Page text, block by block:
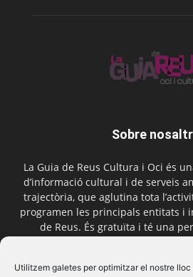
Utilitzem galetes per optimitzar el nostre
Sobre
La Guia de Reus Cultura i Oci és
d’informació cultural i de serveis
trajectòria, que aglutina tota
programen les principals entitats i
de Reus. És gratuïta i té una